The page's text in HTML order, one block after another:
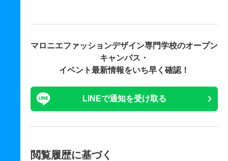
マロニエファッションデザイン専門学校のオープン
キャンパス・
イベント最新情報をいち早く確認！
LINEで通知を受け取る
閲覧履歴に基づく